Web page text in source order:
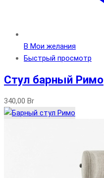
В Мои желания
Быстрый просмотр
Стул барный Римо
340,00 Br